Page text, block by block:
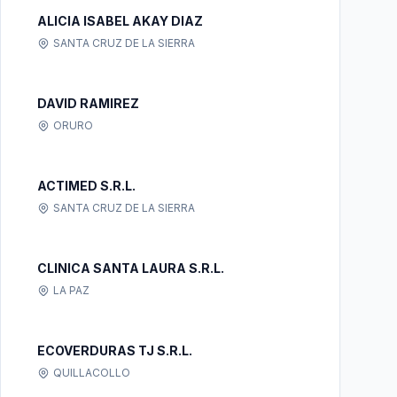
ALICIA ISABEL AKAY DIAZ
SANTA CRUZ DE LA SIERRA
DAVID RAMIREZ
ORURO
ACTIMED S.R.L.
SANTA CRUZ DE LA SIERRA
CLINICA SANTA LAURA S.R.L.
LA PAZ
ECOVERDURAS TJ S.R.L.
QUILLACOLLO